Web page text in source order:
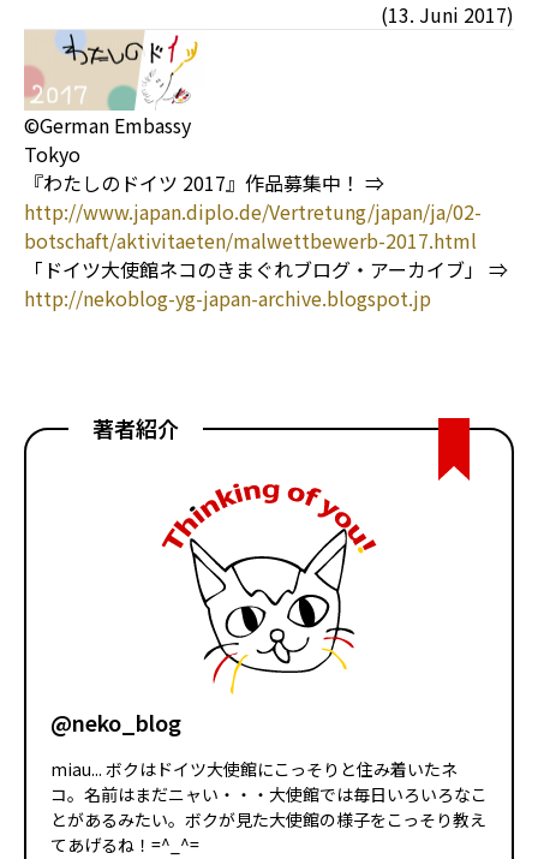
(13. Juni 2017)
©German Embassy
Tokyo
『わたしのドイツ 2017』作品募集中！ ⇒
http://www.japan.diplo.de/Vertretung/japan/ja/02-
botschaft/aktivitaeten/malwettbewerb-2017.html
「ドイツ大使館ネコのきまぐれブログ・アーカイブ」 ⇒
http://nekoblog-yg-japan-archive.blogspot.jp
著者紹介
@neko_blog
miau... ボクはドイツ大使館にこっそりと住み着いたネ
コ。名前はまだニャい・・・大使館では毎日いろいろなこ
とがあるみたい。ボクが見た大使館の様子をこっそり教え
てあげるね！=^_^=